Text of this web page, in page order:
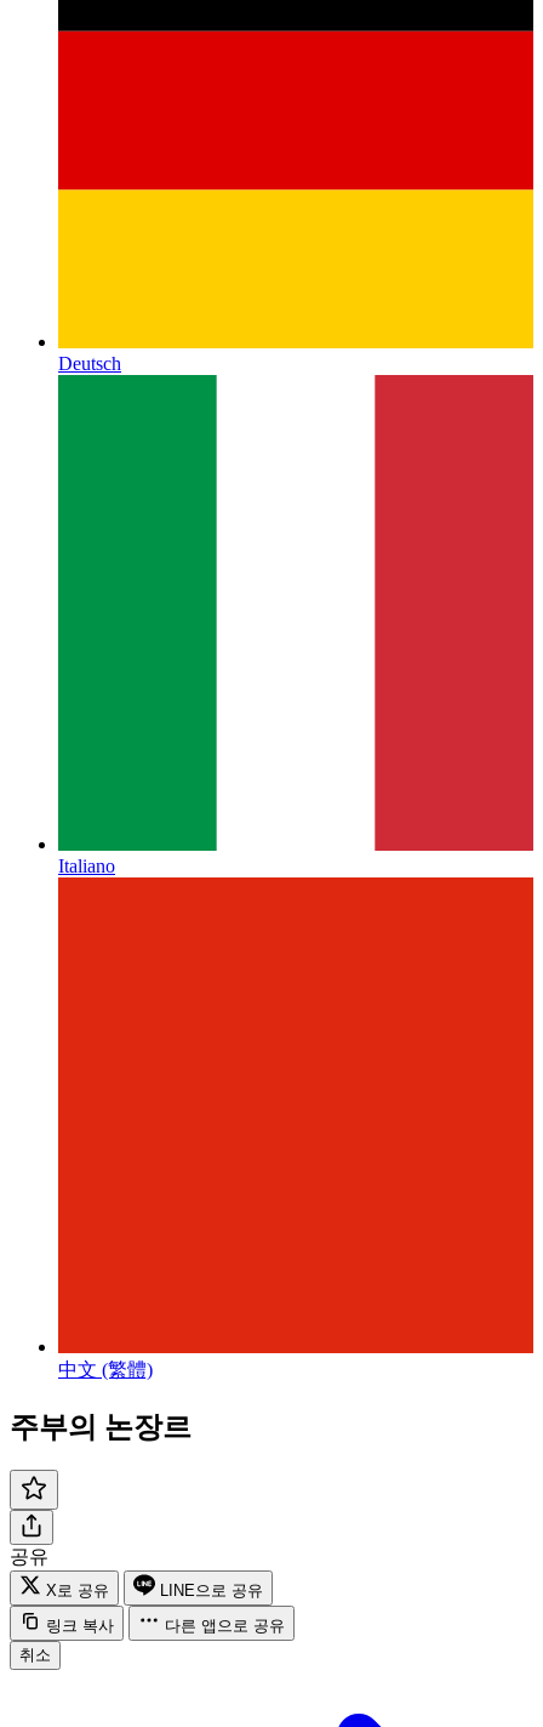
Deutsch
Italiano
中文 (繁體)
주부의 논장르
공유
X로 공유
LINE으로 공유
링크 복사
다른 앱으로 공유
취소